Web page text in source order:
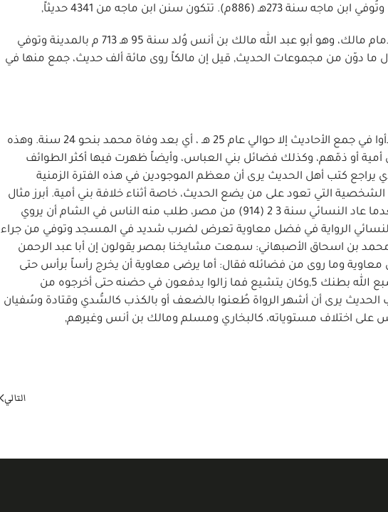
سنن ابن ماجه من 4341 حديثاً,
7 - الإمام مالك: وهناك أيضاً الأحاديث التي جمعها الإمام مالك، وهو أبو عبد الله مالك بن أنس وُلد سنة 95 هـ 713 م بالمدينة وتوفي
من أول ما دوّن من مجموعات الحديث, قيل إن مالكاً روى مائة ألف حديث، جمع منها في
مما تقدم في تراجم جامعي الأحاديث نرى أنهم لم يبدأوا في جمع الأحاديث إلا حوالي عام 25 هـ ، أي بعد وفاة محمد بنحو 24 سنة. وهذه
أمية أو ذمّهم، وكذلك فضائل بني العباس، وأيضاً ظهرت فيها أكثر الطوائف
يراجع كتب أهل الحديث يرى أن معظم الموجودين في هذه الفترة الزمنية
التي تعود على من يضع الحديث، خاصة أثناء خلافة بني أمية. أبرز مثال
لهذه الظاهرة هو سيرة النسائي صاحب السنن، فبعدما عاد النسائي سنة 3 2 (914) من مصر، طلب منه الناس في الشام أن يروي
الرواية في فضل معاوية تعرض لضرب شديد في المسجد وتوفي من جراء
(915),, ويقول في ذلك محمد بن اسحاق الأصبهاني: سمعت مشايخنا بمصر يقولون إن أبا عبد الرحمن
وما روى من فضائله فقال: أما يرضى معاوية أن يخرج رأساً برأس حتى
يفضل؟ وفي رواية أخرى ما أعرف عنه فضيلة إلا لا أشبع الله بطنك 5,وكان يتشيع فما زالوا يدفعون في حضنه حتى أخرجوه من
الحديث يرى أن أشهر الرواة طُعنوا بالضعف أو بالكذب كالسُّدي وقتادة وسُفيان
على اختلاف مستوياته، كالبخاري ومسلم ومالك بن أنس وغيرهم,
التالي